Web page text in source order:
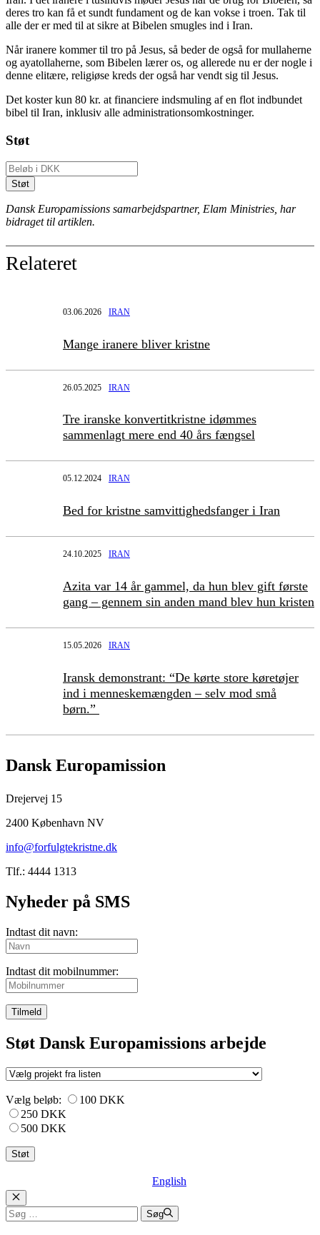
deres tro kan få et sundt fundament og de kan vokse i troen. Tak til
alle der er med til at sikre at Bibelen smugles ind i Iran.
Når iranere kommer til tro på Jesus, så beder de også for mullaherne
og ayatollaherne, som Bibelen lærer os, og allerede nu er der nogle i
denne elitære, religiøse kreds der også har vendt sig til Jesus.
Det koster kun 80 kr. at financiere indsmuling af en flot indbundet
bibel til Iran, inklusiv alle administrationsomkostninger.
Støt
Dansk Europamissions samarbejdspartner, Elam Ministries, har
bidraget til artiklen.
Relateret
03.06.2026 IRAN
Mange iranere bliver kristne
26.05.2025 IRAN
Tre iranske konvertitkristne idømmes
sammenlagt mere end 40 års fængsel
05.12.2024 IRAN
Bed for kristne samvittighedsfanger i Iran
24.10.2025 IRAN
Azita var 14 år gammel, da hun blev gift første
gang – gennem sin anden mand blev hun kristen
15.05.2026 IRAN
Iransk demonstrant: “De kørte store køretøjer
ind i menneskemængden – selv mod små
børn.”
Dansk Europamission
Drejervej 15
2400 København NV
info@forfulgtekristne.dk
Tlf.: 4444 1313
Nyheder på SMS
Indtast dit navn:
Indtast dit mobilnummer:
Tilmeld
Støt Dansk Europamissions arbejde
Vælg beløb:
100 DKK
250 DKK
500 DKK
English
Luk
Søg
efter:
Søg